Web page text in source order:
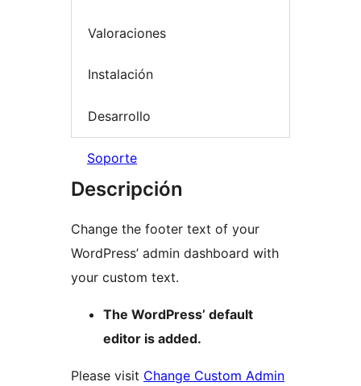
Valoraciones
Instalación
Desarrollo
Soporte
Descripción
Change the footer text of your
WordPress’ admin dashboard with
your custom text.
The WordPress’ default
editor is added.
Please visit Change Custom Admin